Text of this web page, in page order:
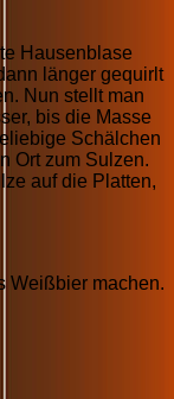
Hausenblase
länger gequirlt
Nun stellt man
bis die Masse
Schälchen
Ort zum Sulzen.
auf die Platten,
Weißbier machen.